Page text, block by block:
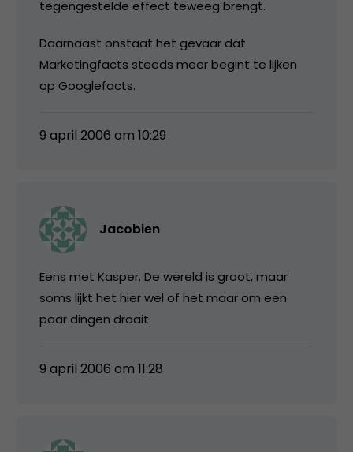
tegengestelde effect teweeg brengt.
Daarnaast onstaat het gevaar dat
Marketingfacts steeds meer begint te lijken
op Googlefacts.
9 april 2006 om 10:29
Jacobien
Eens met Kasper. De wereld is groot, maar
soms lijkt het hier wel of het maar om een
paar dingen draait.
9 april 2006 om 11:28